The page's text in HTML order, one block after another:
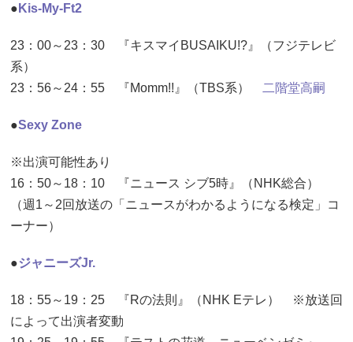
● Kis-My-Ft2
23：00～23：30 『キスマイBUSAIKU!?』（フジテレビ
系）
23：56～24：55 『Momm!!』（TBS系）
二階堂高嗣
●Sexy Zone
※出演可能性あり
16：50～18：10 『ニュース シブ5時』（NHK総合）
（週1～2回放送の「ニュースがわかるようになる検定」コ
ーナー）
●ジャニーズJr.
18：55～19：25 『Rの法則』（NHK Eテレ） ※放送回
によって出演者変動